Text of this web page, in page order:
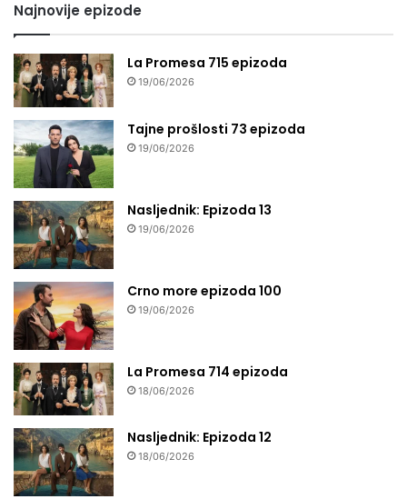
Najnovije epizode
La Promesa 715 epizoda
19/06/2026
Tajne prošlosti 73 epizoda
19/06/2026
Nasljednik: Epizoda 13
19/06/2026
Crno more epizoda 100
19/06/2026
La Promesa 714 epizoda
18/06/2026
Nasljednik: Epizoda 12
18/06/2026